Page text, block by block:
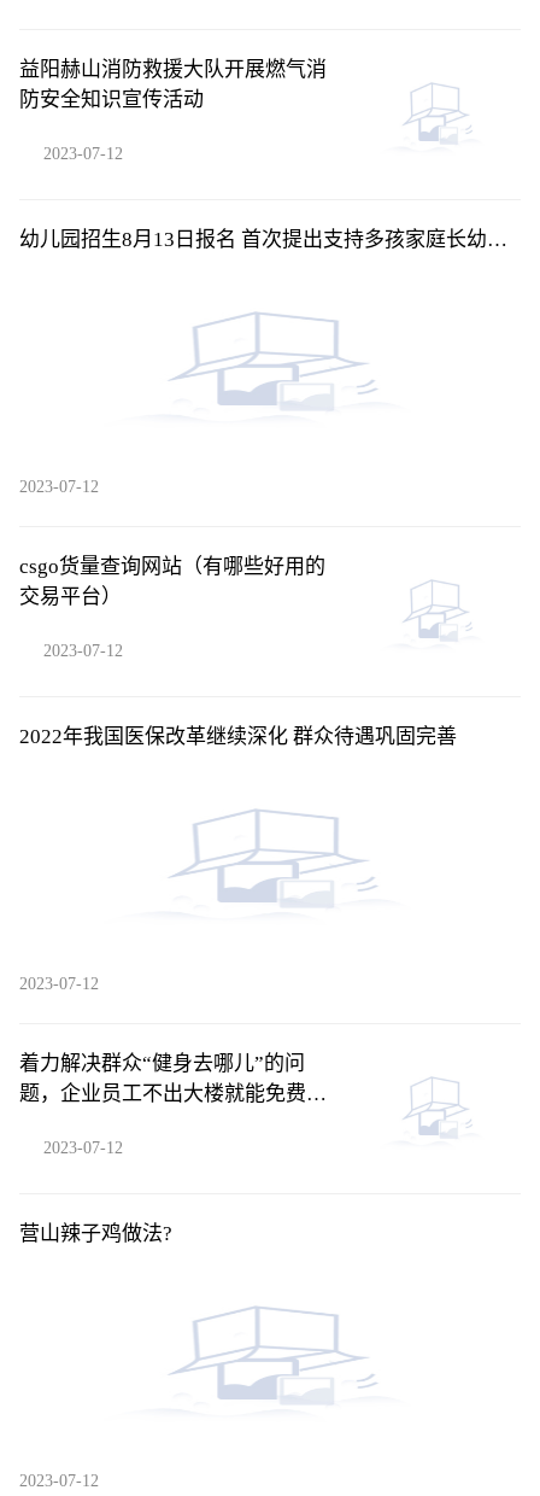
益阳赫山消防救援大队开展燃气消
防安全知识宣传活动
2023-07-12
幼儿园招生8月13日报名 首次提出支持多孩家庭长幼随
2023-07-12
csgo货量查询网站（有哪些好用的
交易平台）
2023-07-12
2022年我国医保改革继续深化 群众待遇巩固完善
2023-07-12
着力解决群众“健身去哪儿”的问
题，企业员工不出大楼就能免费运
2023-07-12
营山辣子鸡做法?
2023-07-12